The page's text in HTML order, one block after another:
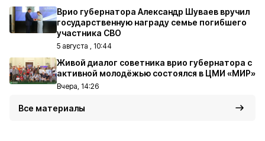
Врио губернатора Александр Шуваев вручил
государственную награду семье погибшего
участника СВО
5 августа , 10:44
Живой диалог советника врио губернатора с
активной молодёжью состоялся в ЦМИ «МИР»
Вчера, 14:26
Все материалы